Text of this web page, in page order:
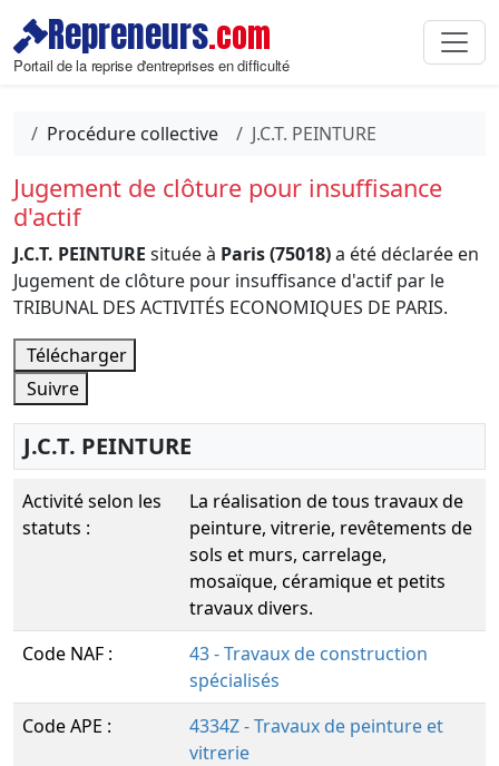
Repreneurs.com
Portail de la reprise d'entreprises en difficulté
Procédure collective J.C.T. PEINTURE
Jugement de clôture pour insuffisance
d'actif
J.C.T. PEINTURE située à Paris (75018)a été déclarée en
Jugement de clôture pour insuffisance d'actif par le
TRIBUNAL DES ACTIVITÉS ECONOMIQUES DE PARIS.
Télécharger
Suivre
J.C.T. PEINTURE
Activité selon les
statuts :
La réalisation de tous travaux de
peinture, vitrerie, revêtements de
sols et murs, carrelage,
mosaïque, céramique et petits
travaux divers.
Code NAF :
43 - Travaux de construction
spécialisés
Code APE :
4334Z - Travaux de peinture et
vitrerie